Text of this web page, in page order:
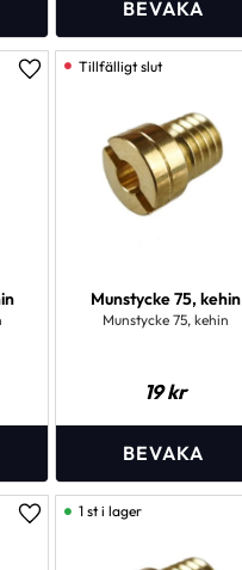
Lägg till i favoriter
Munstycke 75, kehin
Munstycke 75, kehin
19kr
Lägg till i favoriter
1 st i lager